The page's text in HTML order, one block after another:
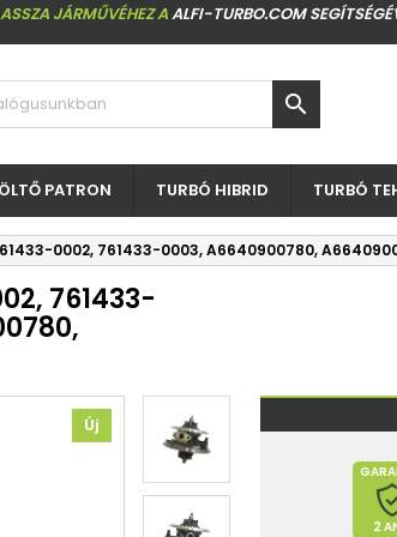
JÁRMŰVÉHEZ AALFI-TURBO.COM

PATRON TURBÓ HIBRID TURBÓ
0002, 761433-0003, A6640900780,
761433-
Új
2